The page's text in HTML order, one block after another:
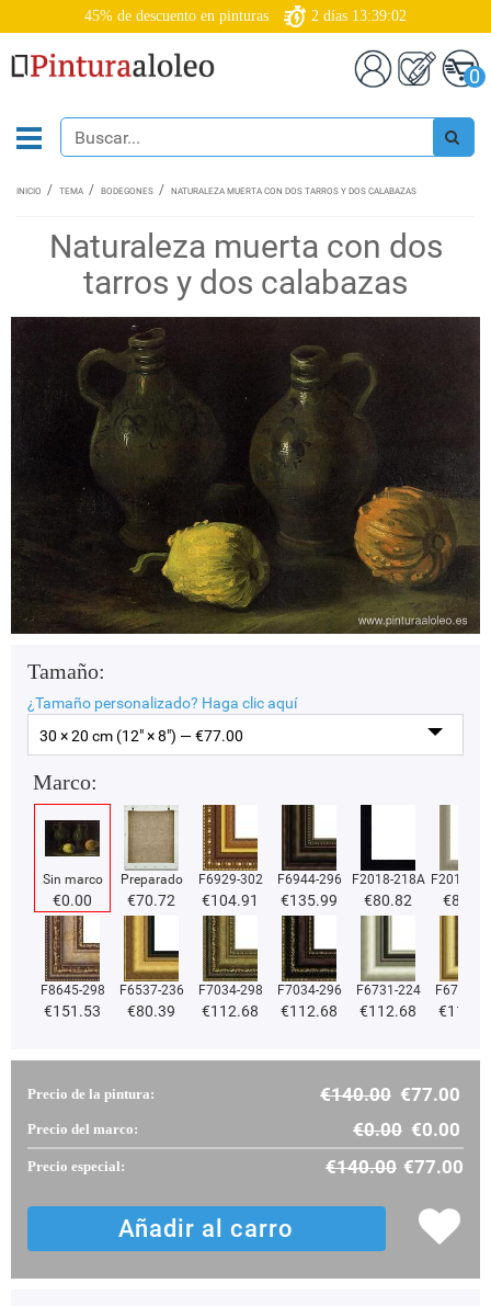
45% de descuento en pinturas 2 días 13:39:01
0
INICIO TEMA BODEGONES NATURALEZA MUERTA CON DOS TARROS Y DOS CALABAZAS
Naturaleza muerta con dos
tarros y dos calabazas
Tamaño:
¿Tamaño personalizado? Haga clic aquí
30 × 20 cm (12" × 8") — €77.00
Marco:
Sin marco
€0.00
Preparado
€70.72
F6929-302
€104.91
F6944-296
€135.99
F2018-218A
€80.82
F2018-
€80.82
F8645-298
€151.53
F6537-236
€80.39
F7034-298
€112.68
F7034-296
€112.68
F6731-224
€112.68
F6731-
€
Precio de la pintura: €140.00 €77.00
Precio del marco: €0.00 €0.00
Precio especial: €140.00 €77.00